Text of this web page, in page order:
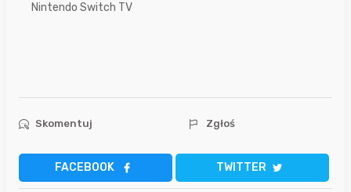
Nintendo Switch TV
Skomentuj Zgłoś
FACEBOOK TWITTER